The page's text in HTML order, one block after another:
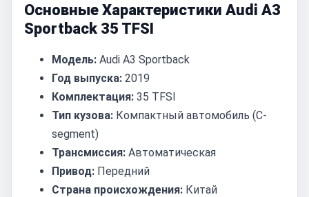
Основные Характеристики Audi A3
Sportback 35 TFSI
Модель: Audi A3 Sportback
Год выпуска: 2019
Комплектация: 35 TFSI
Тип кузова: Компактный автомобиль (C-
segment)
Трансмиссия: Автоматическая
Привод: Передний
Страна происхождения: Китай